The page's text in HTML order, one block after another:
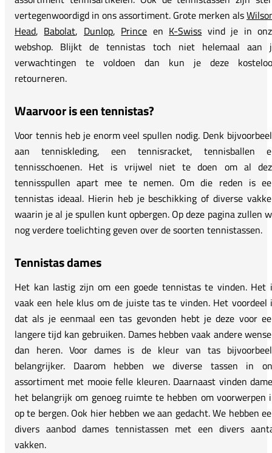
vertegenwoordigd in ons assortiment. Grote merken als
Head, Babolat, Dunlop, Prince en K-Swiss vind je in
webshop. Blijkt de tennistas toch niet helemaal aan
verwachtingen te voldoen dan kun je deze
retourneren.
Waarvoor is een tennistas?
Voor tennis heb je enorm veel spullen nodig. Denk
aan tenniskleding, een tennisracket, tennisballen
tennisschoenen. Het is vrijwel niet te doen om al
tennisspullen apart mee te nemen. Om die reden is
tennistas ideaal. Hierin heb je beschikking of diverse
waarin je al je spullen kunt opbergen. Op deze pagina zullen
nog verdere toelichting geven over de soorten tennistassen.
Tennistas dames
Het kan lastig zijn om een goede tennistas te vinden. Het
vaak een hele klus om de juiste tas te vinden. Het voordeel
dat als je eenmaal een tas gevonden hebt je deze voor
langere tijd kan gebruiken. Dames hebben vaak andere
dan heren. Voor dames is de kleur van tas
belangrijker. Daarom hebben we diverse tassen in
assortiment met mooie felle kleuren. Daarnaast vinden
het belangrijk om genoeg ruimte te hebben om voorwerpen
op te bergen. Ook hier hebben we aan gedacht. We hebben
divers aanbod dames tennistassen met een divers
vakken.